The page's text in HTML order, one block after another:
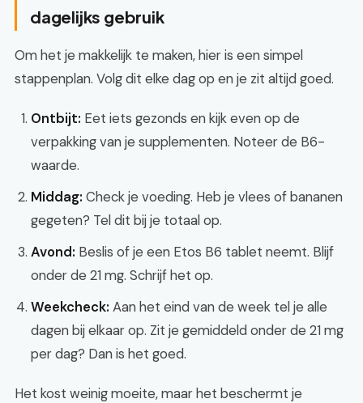
dagelijks gebruik
Om het je makkelijk te maken, hier is een simpel
stappenplan. Volg dit elke dag op en je zit altijd goed.
Ontbijt: Eet iets gezonds en kijk even op de
verpakking van je supplementen. Noteer de B6-
waarde.
Middag: Check je voeding. Heb je vlees of bananen
gegeten? Tel dit bij je totaal op.
Avond: Beslis of je een Etos B6 tablet neemt. Blijf
onder de 21 mg. Schrijf het op.
Weekcheck: Aan het eind van de week tel je alle
dagen bij elkaar op. Zit je gemiddeld onder de 21 mg
per dag? Dan is het goed.
Het kost weinig moeite, maar het beschermt je